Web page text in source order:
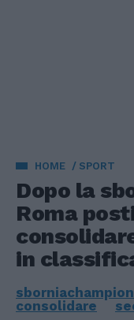
HOME SPORT
Dopo la
Roma
in
consolidare